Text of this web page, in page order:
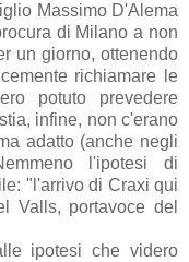
Massimo D'Alema
di Milano a non
un giorno, ottenendo
richiamare le
potuto prevedere
infine, non c'erano
adatto (anche negli
l'ipotesi di
"l'arrivo di Craxi qui
Valls, portavoce del
ipotesi che videro